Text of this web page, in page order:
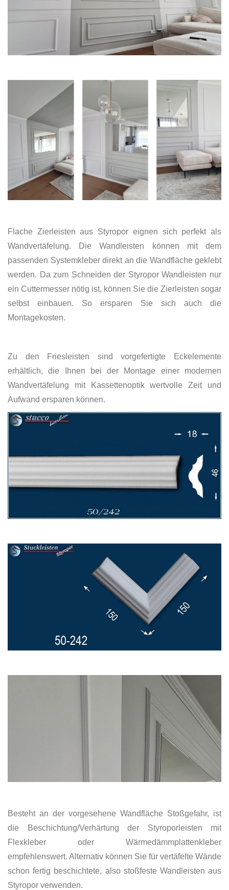
Flache Zierleisten aus Styropor eignen sich perfekt als
Wandvertäfelung. Die Wandleisten können mit dem
passenden Systemkleber direkt an die Wandfläche geklebt
werden. Da zum Schneiden der Styropor Wandleisten nur
ein Cuttermesser nötig ist, können Sie die Zierleisten sogar
selbst einbauen. So ersparen Sie sich auch die
Montagekosten.
Zu den Friesleisten sind vorgefertigte Eckelemente
erhältlich, die Ihnen bei der Montage einer modernen
Wandvertäfelung mit Kassettenoptik wertvolle Zeit und
Aufwand ersparen können.
Besteht an der vorgesehene Wandfläche Stoßgefahr, ist
die Beschichtung/Verhärtung der Styroporleisten mit
Flexkleber oder Wärmedämmplattenkleber
empfehlenswert. Alternativ können Sie für vertäfelte Wände
schon fertig beschichtete, also stoßfeste Wandleisten aus
Styropor verwenden.